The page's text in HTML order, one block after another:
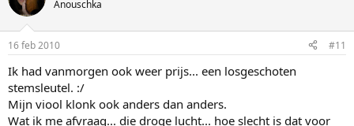
Anouschka
16 feb 2010 #11
Ik had vanmorgen ook weer prijs... een losgeschoten
stemsleutel. :/
Mijn viool klonk ook anders dan anders.
Wat ik me afvraag... die droge lucht... hoe slecht is dat voor